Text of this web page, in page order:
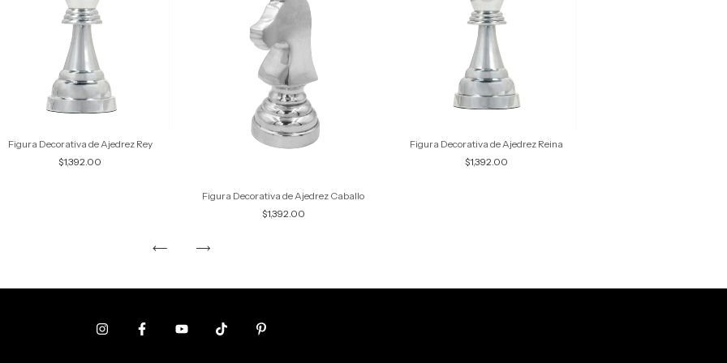
Figura Decorativa de Ajedrez Rey
$1,392.00
Figura Decorativa de Ajedrez Caballo
$1,392.00
Figura Decorativa de Ajedrez Reina
$1,392.00